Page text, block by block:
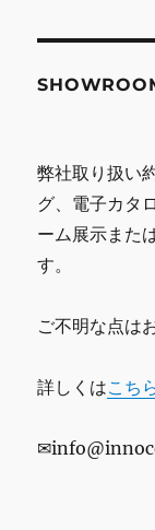
弊社取り扱い
グ、電子カタ
ーム展示また
す。
ご不明な点は
詳しくはこち